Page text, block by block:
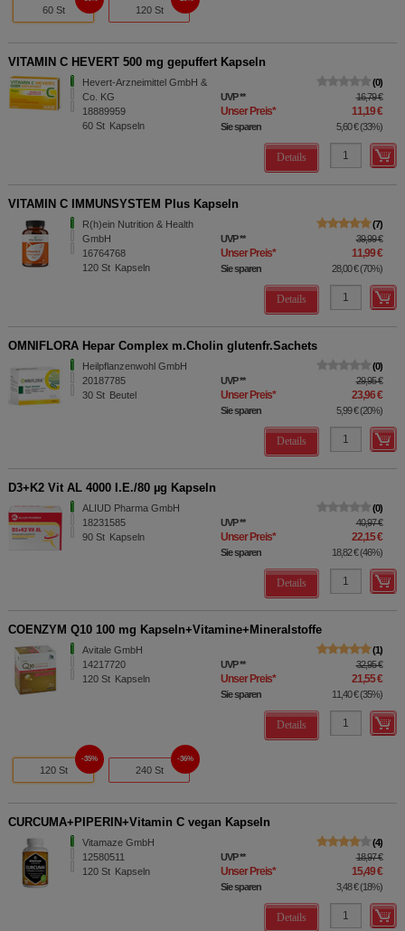
60 St 120 St
VITAMIN C HEVERT 500 mg gepuffert Kapseln
Hevert-Arzneimittel GmbH &
Co. KG
18889959
60 St Kapseln
0
UVP** 16,79 €
Unser Preis* 11,19 €
Sie sparen 5,60 €(33%)
Details
VITAMIN C IMMUNSYSTEM Plus Kapseln
R(h)ein Nutrition & Health
GmbH
16764768
120 St Kapseln
7
UVP** 39,99 €
Unser Preis* 11,99 €
Sie sparen 28,00 €(70%)
Details
OMNIFLORA Hepar Complex m.Cholin glutenfr.Sachets
Heilpflanzenwohl GmbH
20187785
30 St Beutel
0
UVP** 29,95 €
Unser Preis* 23,96 €
Sie sparen 5,99 €(20%)
Details
D3+K2 Vit AL 4000 I.E./80 µg Kapseln
ALIUD Pharma GmbH
18231585
90 St Kapseln
0
UVP** 40,97 €
Unser Preis* 22,15 €
Sie sparen 18,82 €(46%)
Details
COENZYM Q10 100 mg Kapseln+Vitamine+Mineralstoffe
Avitale GmbH
14217720
120 St Kapseln
1
UVP** 32,95 €
Unser Preis* 21,55 €
Sie sparen 11,40 €(35%)
Details
120 St
35%
240 St
36%
CURCUMA+PIPERIN+Vitamin C vegan Kapseln
Vitamaze GmbH
12580511
120 St Kapseln
4
UVP** 18,97 €
Unser Preis* 15,49 €
Sie sparen 3,48 €(18%)
Details